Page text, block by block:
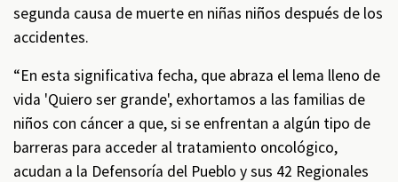
segunda causa de muerte en niñas niños después de los
accidentes.
“En esta significativa fecha, que abraza el lema lleno de
vida 'Quiero ser grande', exhortamos a las familias de
niños con cáncer a que, si se enfrentan a algún tipo de
barreras para acceder al tratamiento oncológico,
acudan a la Defensoría del Pueblo y sus 42 Regionales